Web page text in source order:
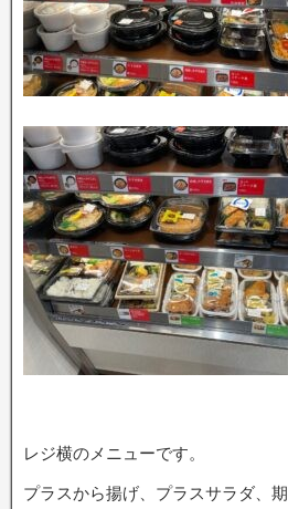
レジ横のメニューです。
プラスから揚げ、プラスサラダ、